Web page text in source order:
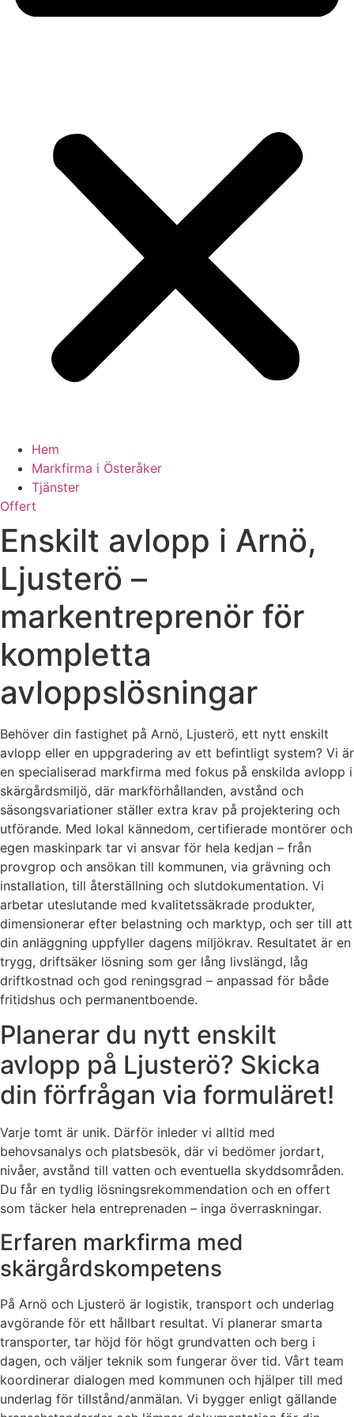
Hem
Markfirma i Österåker
Tjänster
Offert
Enskilt avlopp i Arnö,
Ljusterö –
markentreprenör för
kompletta
avloppslösningar
Behöver din fastighet på Arnö, Ljusterö, ett nytt enskilt
avlopp eller en uppgradering av ett befintligt system? Vi är
en specialiserad markfirma med fokus på enskilda avlopp i
skärgårdsmiljö, där markförhållanden, avstånd och
säsongsvariationer ställer extra krav på projektering och
utförande. Med lokal kännedom, certifierade montörer och
egen maskinpark tar vi ansvar för hela kedjan – från
provgrop och ansökan till kommunen, via grävning och
installation, till återställning och slutdokumentation. Vi
arbetar uteslutande med kvalitetssäkrade produkter,
dimensionerar efter belastning och marktyp, och ser till att
din anläggning uppfyller dagens miljökrav. Resultatet är en
trygg, driftsäker lösning som ger lång livslängd, låg
driftkostnad och god reningsgrad – anpassad för både
fritidshus och permanentboende.
Planerar du nytt enskilt
avlopp på Ljusterö? Skicka
din förfrågan via formuläret!
Varje tomt är unik. Därför inleder vi alltid med
behovsanalys och platsbesök, där vi bedömer jordart,
nivåer, avstånd till vatten och eventuella skyddsområden.
Du får en tydlig lösningsrekommendation och en offert
som täcker hela entreprenaden – inga överraskningar.
Erfaren markfirma med
skärgårdskompetens
På Arnö och Ljusterö är logistik, transport och underlag
avgörande för ett hållbart resultat. Vi planerar smarta
transporter, tar höjd för högt grundvatten och berg i
dagen, och väljer teknik som fungerar över tid. Vårt team
koordinerar dialogen med kommunen och hjälper till med
underlag för tillstånd/anmälan. Vi bygger enligt gällande